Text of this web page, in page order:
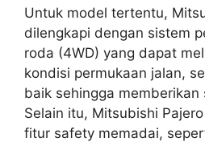
Untuk model tertentu,
dilengkapi dengan sistem
roda (4WD) yang dapat
kondisi permukaan jalan,
baik sehingga
Selain itu, Mitsubishi
fitur safety memadai,